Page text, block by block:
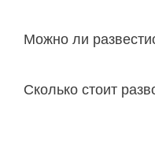
Можно ли
Сколько стоит